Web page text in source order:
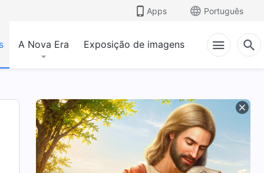
Apps Português
A Nova Era Exposição de imagens